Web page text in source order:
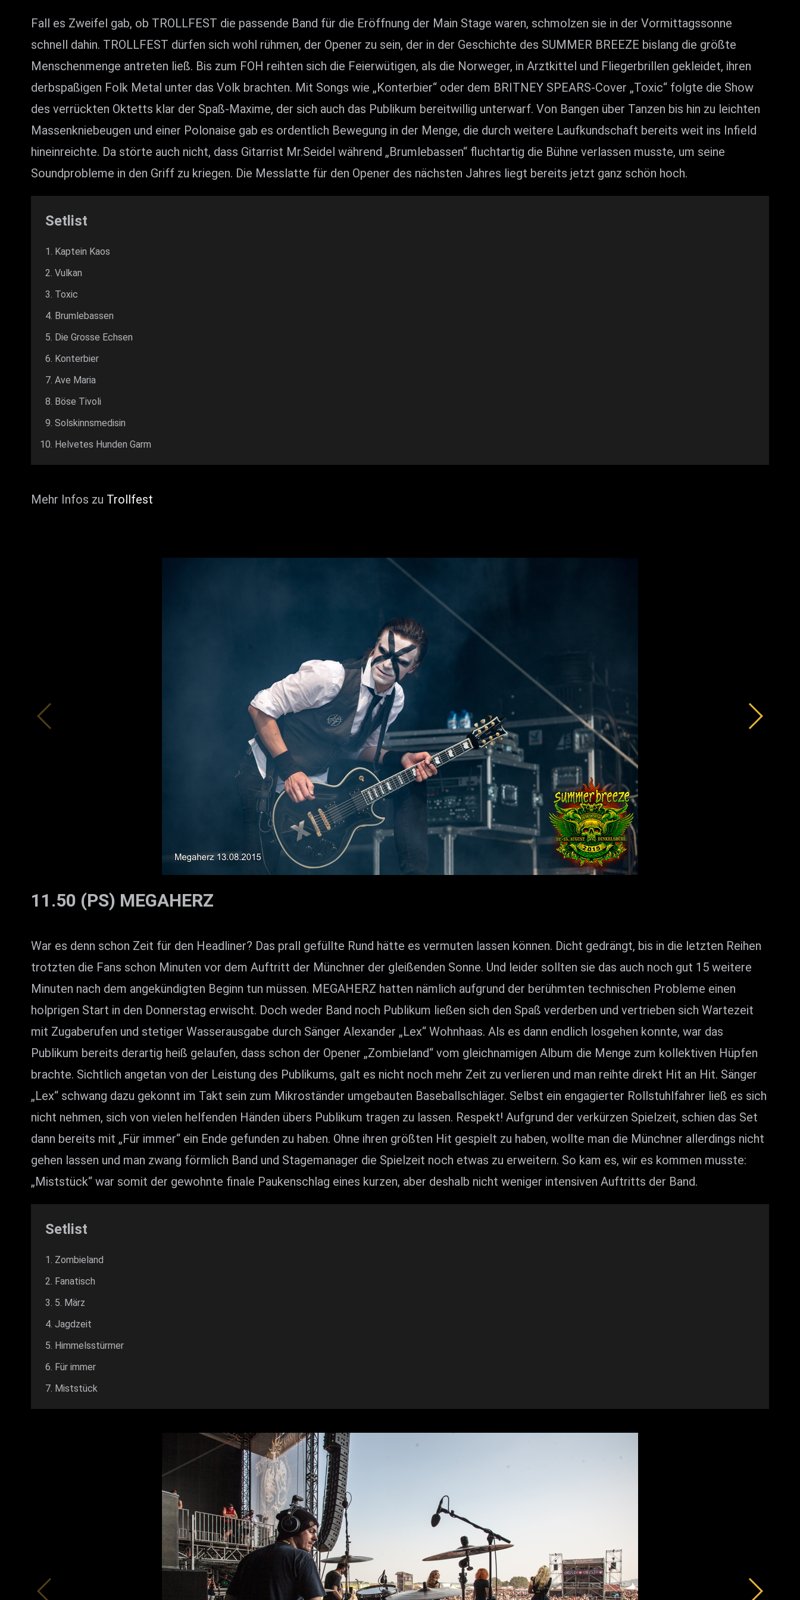
Fall es Zweifel gab, ob TROLLFEST die passende Band für die Eröffnung der Main Stage waren, schmolzen sie in der Vormittagssonne
schnell dahin. TROLLFEST dürfen sich wohl rühmen, der Opener zu sein, der in der Geschichte des SUMMER BREEZE bislang die größte
Menschenmenge antreten ließ. Bis zum FOH reihten sich die Feierwütigen, als die Norweger, in Arztkittel und Fliegerbrillen gekleidet, ihren
derbspaßigen Folk Metal unter das Volk brachten. Mit Songs wie „Konterbier“ oder dem BRITNEY SPEARS-Cover „Toxic“ folgte die Show
des verrückten Oktetts klar der Spaß-Maxime, der sich auch das Publikum bereitwillig unterwarf. Von Bangen über Tanzen bis hin zu leichten
Massenkniebeugen und einer Polonaise gab es ordentlich Bewegung in der Menge, die durch weitere Laufkundschaft bereits weit ins Infield
hineinreichte. Da störte auch nicht, dass Gitarrist Mr.Seidel während „Brumlebassen“ fluchtartig die Bühne verlassen musste, um seine
Soundprobleme in den Griff zu kriegen. Die Messlatte für den Opener des nächsten Jahres liegt bereits jetzt ganz schön hoch.
Setlist
Kaptein Kaos
Vulkan
Toxic
Brumlebassen
Die Grosse Echsen
Konterbier
Ave Maria
Böse Tivoli
Solskinnsmedisin
Helvetes Hunden Garm
Mehr Infos zu Trollfest
11.50 (PS) MEGAHERZ
War es denn schon Zeit für den Headliner? Das prall gefüllte Rund hätte es vermuten lassen können. Dicht gedrängt, bis in die letzten Reihen
trotzten die Fans schon Minuten vor dem Auftritt der Münchner der gleißenden Sonne. Und leider sollten sie das auch noch gut 15 weitere
Minuten nach dem angekündigten Beginn tun müssen. MEGAHERZ hatten nämlich aufgrund der berühmten technischen Probleme einen
holprigen Start in den Donnerstag erwischt. Doch weder Band noch Publikum ließen sich den Spaß verderben und vertrieben sich Wartezeit
mit Zugaberufen und stetiger Wasserausgabe durch Sänger Alexander „Lex“ Wohnhaas. Als es dann endlich losgehen konnte, war das
Publikum bereits derartig heiß gelaufen, dass schon der Opener „Zombieland“ vom gleichnamigen Album die Menge zum kollektiven Hüpfen
brachte. Sichtlich angetan von der Leistung des Publikums, galt es nicht noch mehr Zeit zu verlieren und man reihte direkt Hit an Hit. Sänger
„Lex“ schwang dazu gekonnt im Takt sein zum Mikroständer umgebauten Baseballschläger. Selbst ein engagierter Rollstuhlfahrer ließ es sich
nicht nehmen, sich von vielen helfenden Händen übers Publikum tragen zu lassen. Respekt! Aufgrund der verkürzen Spielzeit, schien das Set
dann bereits mit „Für immer“ ein Ende gefunden zu haben. Ohne ihren größten Hit gespielt zu haben, wollte man die Münchner allerdings nicht
gehen lassen und man zwang förmlich Band und Stagemanager die Spielzeit noch etwas zu erweitern. So kam es, wir es kommen musste:
„Miststück“ war somit der gewohnte finale Paukenschlag eines kurzen, aber deshalb nicht weniger intensiven Auftritts der Band.
Setlist
Zombieland
Fanatisch
5. März
Jagdzeit
Himmelsstürmer
Für immer
Miststück